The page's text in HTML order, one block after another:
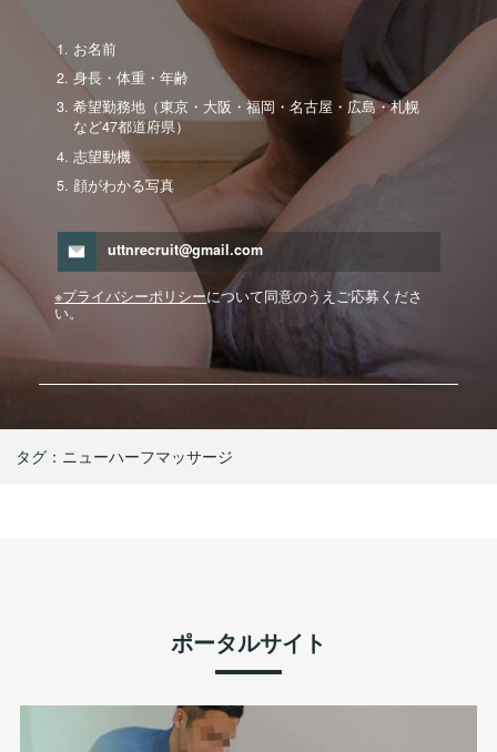
お名前
身長・体重・年齢
希望勤務地（東京・大阪・福岡・名古屋・広島・札幌
など47都道府県）
志望動機
顔がわかる写真
uttnrecruit@gmail.com
※プライバシーポリシーについて同意のうえご応募くださ
い。
タグ： ニューハーフマッサージ
ポータルサイト